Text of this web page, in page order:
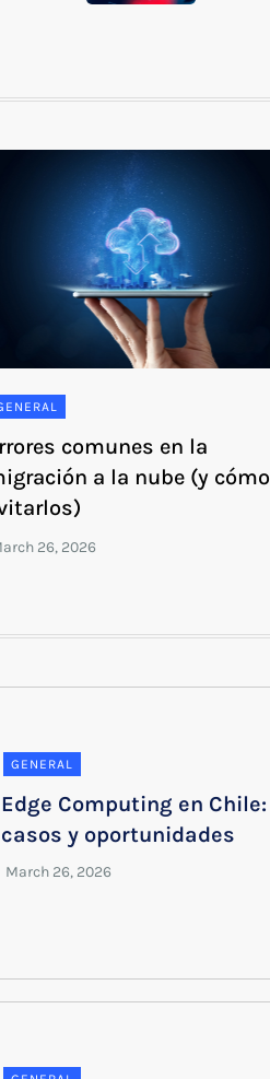
comunes en la
a la nube (y cómo
GENERAL
Edge Computing en Chile:
casos y oportunidades